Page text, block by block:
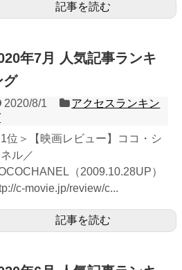
記事を読む
年7月 人気記事ランキ
グ
2020/8/1
アクセスランキン
1位＞【映画レビュー】ココ・シ
ル／
（2009.10.28UP）
c-movie.jp/review/c...
記事を読む